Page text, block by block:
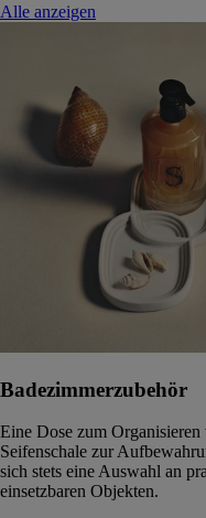
Alle anzeigen
Badezimmerzubehör
Eine Dose zum
Seifenschale zur
sich stets eine Auswahl an
einsetzbaren Objekten.